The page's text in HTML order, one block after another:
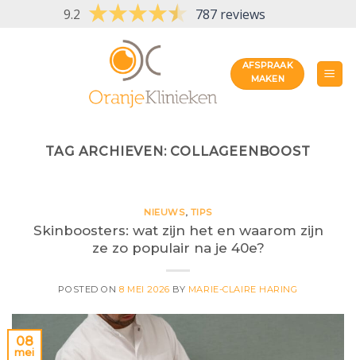
9.2 787 reviews
AFSPRAAK
MAKEN
TAG ARCHIEVEN: COLLAGEENBOOST
NIEUWS, TIPS
Skinboosters: wat zijn het en waarom zijn
ze zo populair na je 40e?
POSTED ON8 MEI 2026 BY MARIE-CLAIRE HARING
08
mei